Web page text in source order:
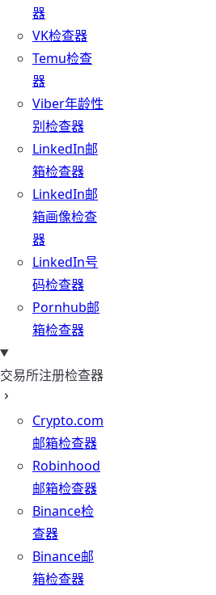
器
VK检查器
Temu检查
器
Viber年龄性
别检查器
LinkedIn邮
箱检查器
LinkedIn邮
箱画像检查
器
LinkedIn号
码检查器
Pornhub邮
箱检查器
交易所注册检查器
Crypto.com
邮箱检查器
Robinhood
邮箱检查器
Binance检
查器
Binance邮
箱检查器